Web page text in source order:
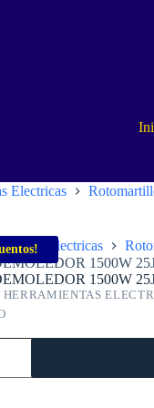
Electricas
Electricas
1500W
1500W
HERRAMIENTAS